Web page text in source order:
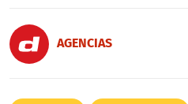
AGENCIAS